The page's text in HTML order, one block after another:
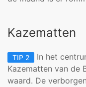
Kazematten
TIP 2
In het
Kazematten van de
waard. De